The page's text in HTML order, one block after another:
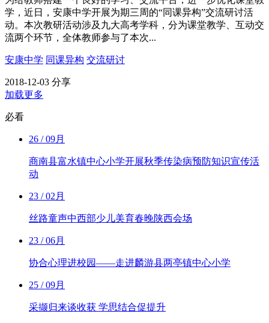
学，近日，安康中学开展为期三周的“同课异构”交流研讨活
动。本次教研活动涉及九大高考学科，分为课堂教学、互动交
流两个环节，全体教师参与了本次...
安康中学 同课异构 交流研讨
2018-12-03 分享
加载更多
必看
26 / 09月
商南县富水镇中心小学开展秋季传染病预防知识宣传活
动
23 / 02月
丝路童声中西部少儿美育春晚陕西会场
23 / 06月
协合心理进校园——走进麟游县两亭镇中心小学
25 / 09月
采撷归来谈收获 学思结合促提升